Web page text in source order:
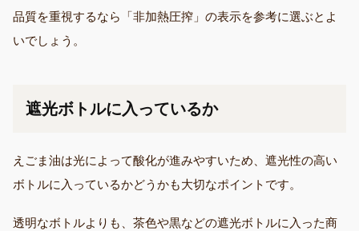
品質を重視するなら「非加熱圧搾」の表示を参考に選ぶとよ
いでしょう。
遮光ボトルに入っているか
えごま油は光によって酸化が進みやすいため、遮光性の高い
ボトルに入っているかどうかも大切なポイントです。
透明なボトルよりも、茶色や黒などの遮光ボトルに入った商